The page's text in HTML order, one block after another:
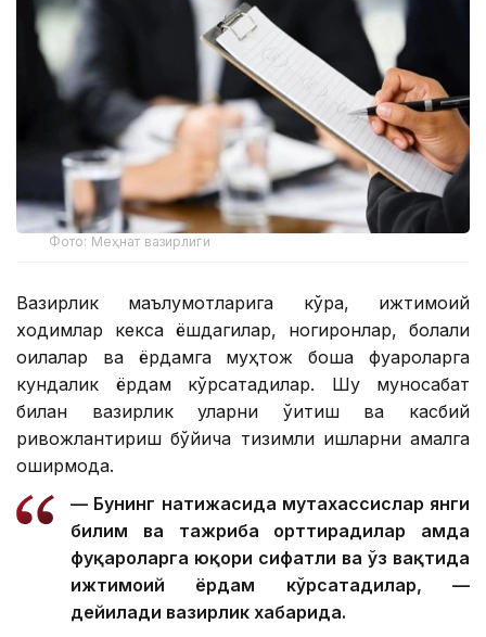
Фото: Меҳнат вазирлиги
Вазирлик маълумотларига кўра, ижтимоий
ходимлар кекса ёшдагилар, ногиронлар, болали
оилалар ва ёрдамга муҳтож бошқа фуқароларга
кундалик ёрдам кўрсатадилар. Шу муносабат
билан вазирлик уларни ўқитиш ва касбий
ривожлантириш бўйича тизимли ишларни амалга
оширмоқда.
— Бунинг натижасида мутахассислар янги
билим ва тажриба орттирадилар ҳамда
фуқароларга юқори сифатли ва ўз вақтида
ижтимоий ёрдам кўрсатадилар, —
дейилади вазирлик хабарида.